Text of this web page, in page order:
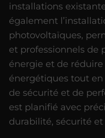
installations
également
photovoltaïques,
et professionnels de
énergie et de
énergétiques tout
de sécurité et de
est planifié avec
durabilité, sécurité